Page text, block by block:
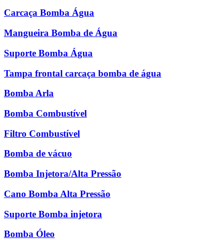
Carcaça Bomba Água
Mangueira Bomba de Água
Suporte Bomba Água
Tampa frontal carcaça bomba de água
Bomba Arla
Bomba Combustível
Filtro Combustível
Bomba de vácuo
Bomba Injetora/Alta Pressão
Cano Bomba Alta Pressão
Suporte Bomba injetora
Bomba Óleo